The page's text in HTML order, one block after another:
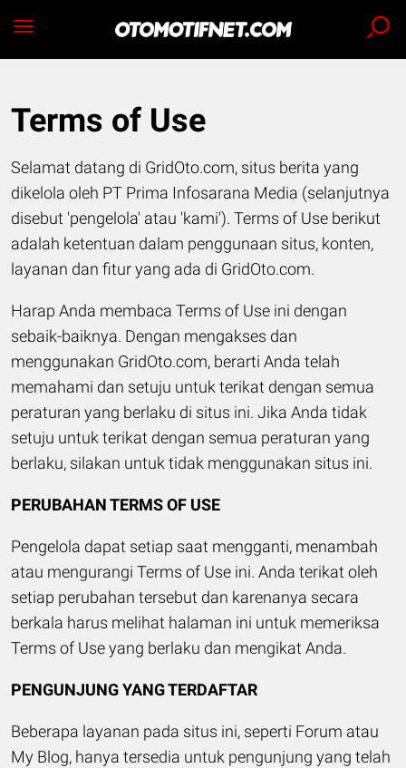
Terms of Use
Selamat datang di GridOto.com, situs berita yang
dikelola oleh PT Prima Infosarana Media (selanjutnya
disebut 'pengelola' atau 'kami'). Terms of Use berikut
adalah ketentuan dalam penggunaan situs, konten,
layanan dan fitur yang ada di GridOto.com.
Harap Anda membaca Terms of Use ini dengan
sebaik-baiknya. Dengan mengakses dan
menggunakan GridOto.com, berarti Anda telah
memahami dan setuju untuk terikat dengan semua
peraturan yang berlaku di situs ini. Jika Anda tidak
setuju untuk terikat dengan semua peraturan yang
berlaku, silakan untuk tidak menggunakan situs ini.
PERUBAHAN TERMS OF USE
Pengelola dapat setiap saat mengganti, menambah
atau mengurangi Terms of Use ini. Anda terikat oleh
setiap perubahan tersebut dan karenanya secara
berkala harus melihat halaman ini untuk memeriksa
Terms of Use yang berlaku dan mengikat Anda.
PENGUNJUNG YANG TERDAFTAR
Beberapa layanan pada situs ini, seperti Forum atau
My Blog, hanya tersedia untuk pengunjung yang telah